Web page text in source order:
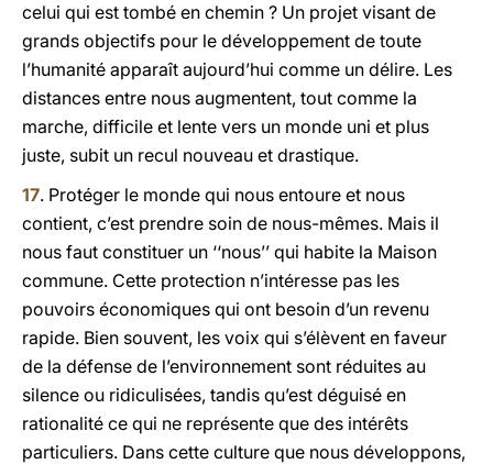
celui qui est tombé en chemin ? Un projet visant de
grands objectifs pour le développement de toute
l’humanité apparaît aujourd’hui comme un délire. Les
distances entre nous augmentent, tout comme la
marche, difficile et lente vers un monde uni et plus
juste, subit un recul nouveau et drastique.
17. Protéger le monde qui nous entoure et nous
contient, c’est prendre soin de nous-mêmes. Mais il
nous faut constituer un ‘‘nous’’ qui habite la Maison
commune. Cette protection n’intéresse pas les
pouvoirs économiques qui ont besoin d’un revenu
rapide. Bien souvent, les voix qui s’élèvent en faveur
de la défense de l’environnement sont réduites au
silence ou ridiculisées, tandis qu’est déguisé en
rationalité ce qui ne représente que des intérêts
particuliers. Dans cette culture que nous développons,